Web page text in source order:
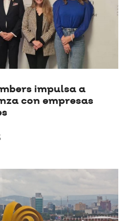
impulsa a
con empresas